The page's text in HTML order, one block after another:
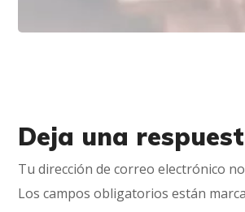
Deja una
Tu dirección de correo electrónico
Los campos obligatorios están